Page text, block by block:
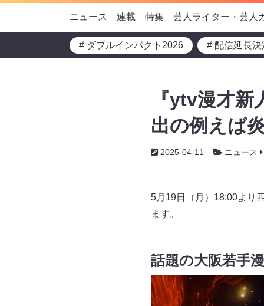
ニュース 連載 特集 芸人ライター・芸人
# ダブルインパクト2026 # 配信延長決
『ytv漫才
出の例えば
2025-04-11 ニュース
5月19日（月）18:00より
ます。
話題の大阪若手